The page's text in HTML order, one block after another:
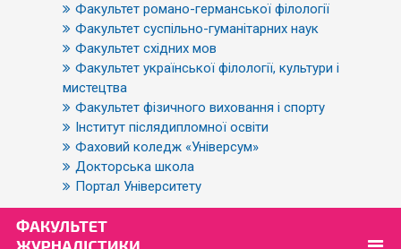
Факультет романо-германської філології
Факультет суспільно-гуманітарних наук
Факультет східних мов
Факультет української філології, культури і
мистецтва
Факультет фізичного виховання і спорту
Інститут післядипломної освіти
Фаховий коледж «Універсум»
Докторська школа
Портал Університету